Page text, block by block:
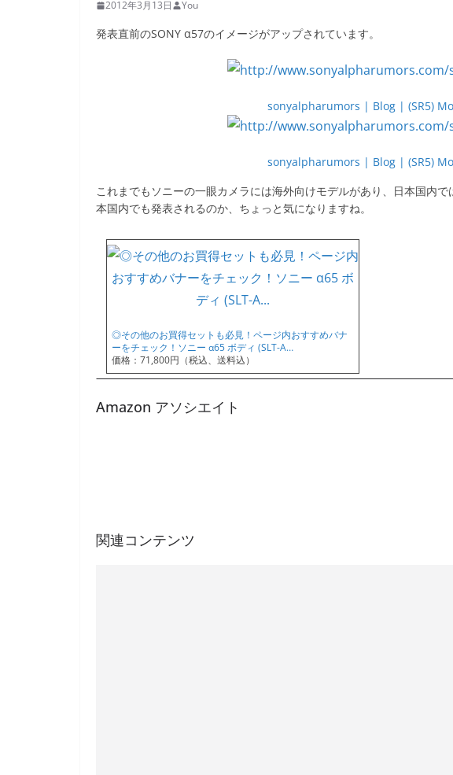
2012年3月13日 You
発表直前のSONY α57のイメージがアップされています。
sonyalpharumors | Blog | (SR5)
sonyalpharumors | Blog | (SR5)
これまでもソニーの一眼カメラには海外向けモデルがあり、日本国内
本国内でも発表されるのか、ちょっと気になりますね。
◎その他のお買得セットも必見！ページ内おすすめバナ
ーをチェック！ソニー α65 ボディ (SLT-A…
価格：71,800円（税込、送料込）
Amazon アソシエイト
関連コンテンツ